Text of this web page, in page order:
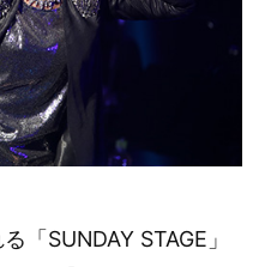
「SUNDAY STAGE」